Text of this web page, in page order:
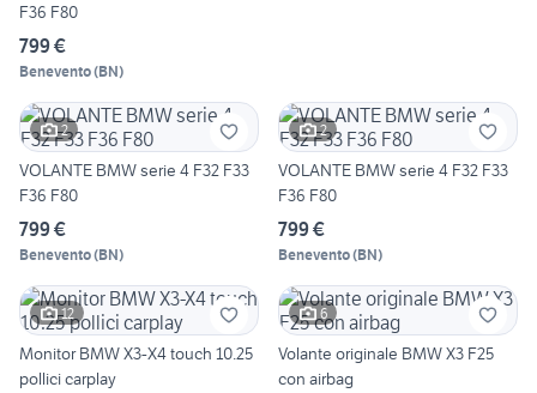
F36 F80
799 €
Benevento(BN)
2
VOLANTE BMW serie 4 F32 F33
F36 F80
799 €
Benevento(BN)
2
VOLANTE BMW serie 4 F32 F33
F36 F80
799 €
Benevento(BN)
12
Monitor BMW X3-X4 touch 10.25
pollici carplay
6
Volante originale BMW X3 F25
con airbag